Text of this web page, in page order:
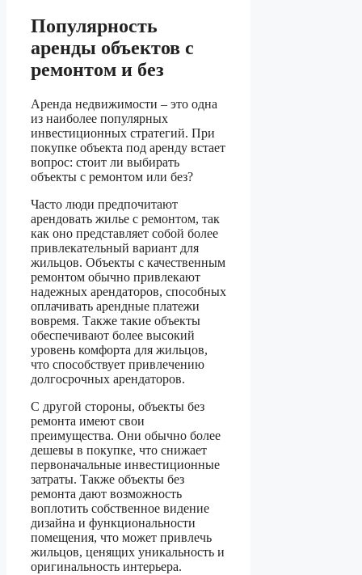
Популярность
аренды объектов с
ремонтом и без
Аренда недвижимости – это одна
из наиболее популярных
инвестиционных стратегий. При
покупке объекта под аренду встает
вопрос: стоит ли выбирать
объекты с ремонтом или без?
Часто люди предпочитают
арендовать жилье с ремонтом, так
как оно представляет собой более
привлекательный вариант для
жильцов. Объекты с качественным
ремонтом обычно привлекают
надежных арендаторов, способных
оплачивать арендные платежи
вовремя. Также такие объекты
обеспечивают более высокий
уровень комфорта для жильцов,
что способствует привлечению
долгосрочных арендаторов.
С другой стороны, объекты без
ремонта имеют свои
преимущества. Они обычно более
дешевы в покупке, что снижает
первоначальные инвестиционные
затраты. Также объекты без
ремонта дают возможность
воплотить собственное видение
дизайна и функциональности
помещения, что может привлечь
жильцов, ценящих уникальность и
оригинальность интерьера.